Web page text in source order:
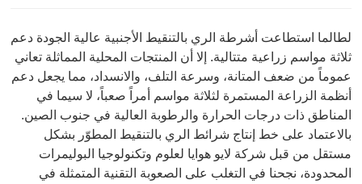
لطالما استطاعت أشرطة الري بالتنقيط الأجنبية عالية الجودة دعم
ثلاثة مواسم زراعية متتالية. إلا أن المنتجات المحلية المماثلة تعاني
عموماً من ضعف المتانة، وسرعة التلف، والانسداد، مما يجعل دعم
أنظمة الزراعة المستمرة لثلاثة مواسم أمراً صعباً، لا سيما في
المناطق ذات درجات الحرارة والرطوبة العالية في جنوب الصين.
بالاعتماد على خط إنتاج شرائط الري بالتنقيط المطوّر بشكل
مستقل من قبل شركة لايو هوايا لعلوم وتكنولوجيا البوليمرات
المحدودة، نجحنا في التغلب على الصعوبة التقنية المتمثلة في